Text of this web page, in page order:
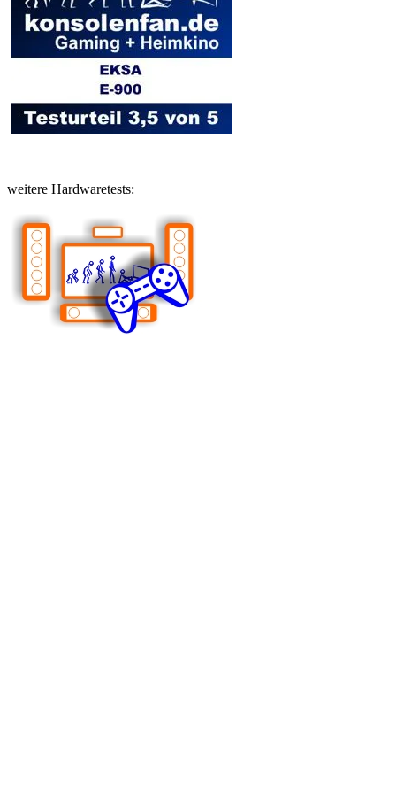
weitere Hardwaretests: